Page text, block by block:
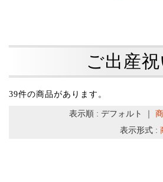
ご出産
39件の商品があります。
表示順 : デフォルト ｜
表示形式 :